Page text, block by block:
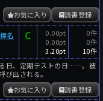
読書登録
お気に入り
榛名
C
0.00pt
0.00pt
3.20pt
0件
0件
10件
日、定期テストの日……。彼
び出される。
読書登録
お気に入り